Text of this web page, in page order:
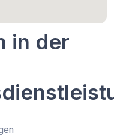
in der